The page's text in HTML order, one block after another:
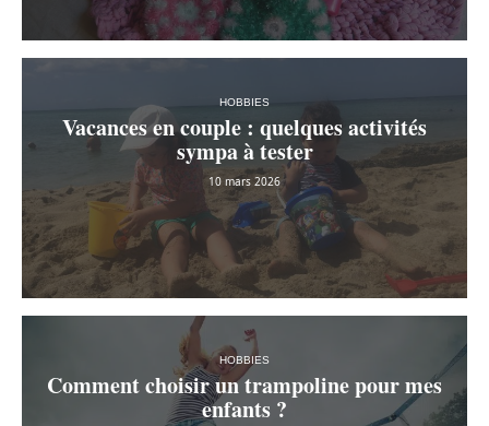
HOBBIES
Vacances en couple : quelques activités
sympa à tester
10 mars 2026
HOBBIES
Comment choisir un trampoline pour mes
enfants ?